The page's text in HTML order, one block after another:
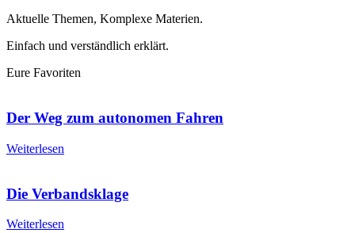
Aktuelle Themen, Komplexe Materien.
Einfach und verständlich erklärt.
Eure Favoriten
Der Weg zum autonomen Fahren
Weiterlesen
Die Verbandsklage
Weiterlesen